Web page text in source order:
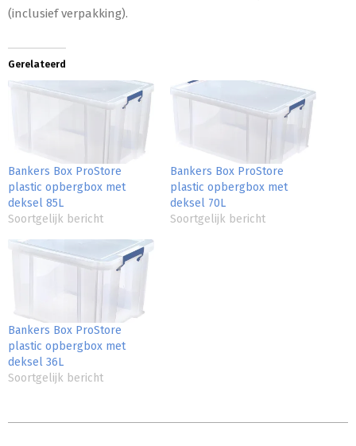
(inclusief verpakking).
Gerelateerd
Bankers Box ProStore
plastic opbergbox met
deksel 85L
Soortgelijk bericht
Bankers Box ProStore
plastic opbergbox met
deksel 70L
Soortgelijk bericht
Bankers Box ProStore
plastic opbergbox met
deksel 36L
Soortgelijk bericht